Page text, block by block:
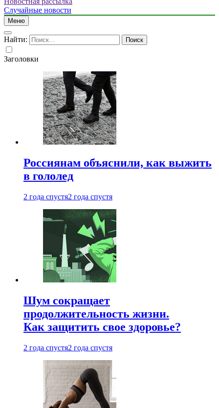
Случайные новости
Меню
Найти:
Заголовки
Россиянам объяснили, как выжить
в гололед
2 года спустя2 года спустя
Шум сокращает
продолжительность жизни.
Как защитить свое здоровье?
2 года спустя2 года спустя